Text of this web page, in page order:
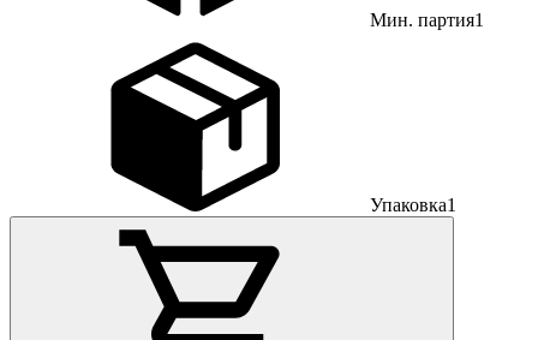
Мин. партия1
Упаковка1